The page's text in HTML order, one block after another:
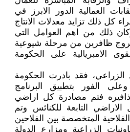
العمالية الدور الابرز في
كل ذلك تزايد معدلات الانتاج
وكان ذلك من اهم العوامل التي
ظافرين من مرحلة شيوعية
الامبريالية على الحكومة
الزراعي، فقد بادرت الحكومة
الفور بتطبيق البرنامج
فتم مصادرة كل اراضي
الاراضي التابعة للكنائس وتم
المتخصصة بين الفلاحين
الزراعية ومزارع الدولة